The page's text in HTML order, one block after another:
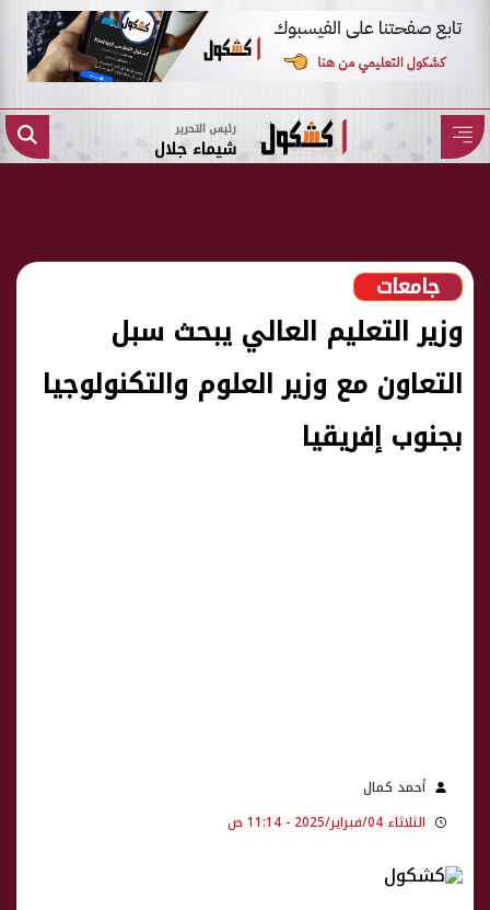
رئيس التحرير
شيماء جلال
جامعات
وزير التعليم العالي يبحث سبل
التعاون مع وزير العلوم والتكنولوجيا
بجنوب إفريقيا
أحمد كمال
الثلاثاء 04/فبراير/2025 - 11:14 ص